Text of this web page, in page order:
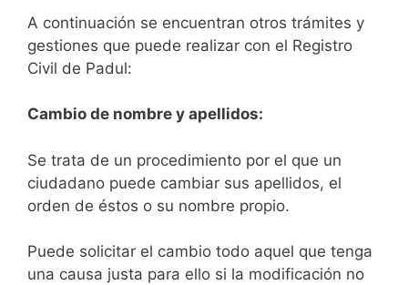
A continuación se encuentran otros trámites y
gestiones que puede realizar con el Registro
Civil de Padul:
Cambio de nombre y apellidos:
Se trata de un procedimiento por el que un
ciudadano puede cambiar sus apellidos, el
orden de éstos o su nombre propio.
Puede solicitar el cambio todo aquel que tenga
una causa justa para ello si la modificación no